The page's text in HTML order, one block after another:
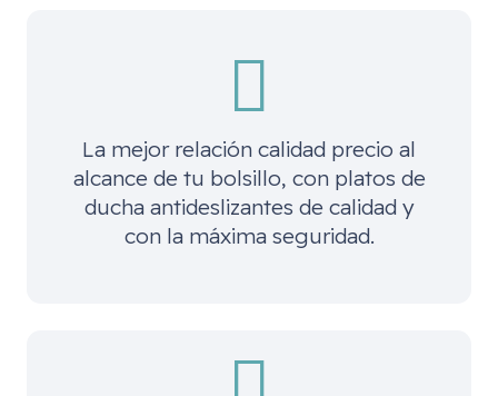
La mejor relación calidad precio al
alcance de tu bolsillo, con platos de
ducha antideslizantes de calidad y
con la máxima seguridad.